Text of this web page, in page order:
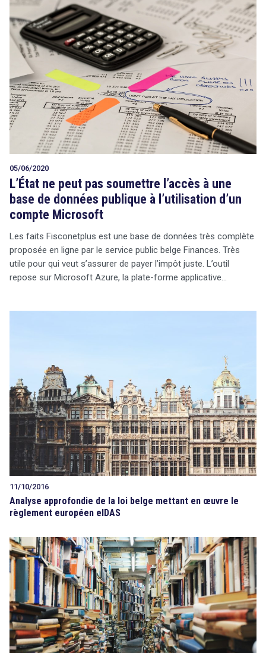
11/10/2016
Analyse approfondie de la loi belge mettant en œuvre le
règlement européen eIDAS
05/06/2020
L’État ne peut pas soumettre l’accès à une
base de données publique à l’utilisation d’un
compte Microsoft
Les faits Fisconetplus est une base de données très complète
proposée en ligne par le service public belge Finances. Très
utile pour qui veut s’assurer de payer l’impôt juste. L’outil
repose sur Microsoft Azure, la plate-forme applicative…